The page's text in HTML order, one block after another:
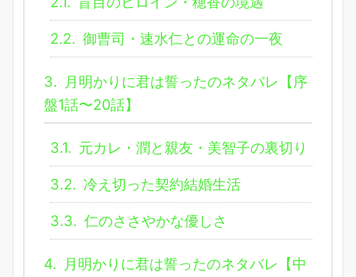
2.2. 御曹司・速水仁との運命の一夜
3.
月明かりに君は誓ったのネタバレ【序
盤1話〜20話】
3.1. 元カレ・潤と親友・美智子の裏切り
3.2. 冷え切った契約結婚生活
3.3. 仁のささやかな優しさ
4.
月明かりに君は誓ったのネタバレ【中